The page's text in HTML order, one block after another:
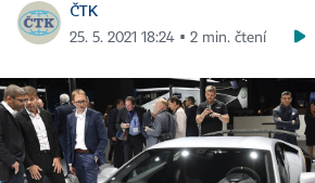
ČTK
25. 5. 2021 18:24 ▪ 2 min. čtení